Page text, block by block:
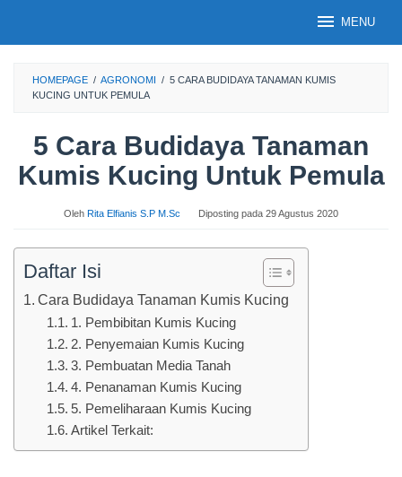
MENU
HOMEPAGE / AGRONOMI / 5 CARA BUDIDAYA TANAMAN KUMIS
KUCING UNTUK PEMULA
5 Cara Budidaya Tanaman
Kumis Kucing Untuk Pemula
Oleh Rita Elfianis S.P M.Sc Diposting pada 29 Agustus 2020
Daftar Isi
Cara Budidaya Tanaman Kumis Kucing
1. Pembibitan Kumis Kucing
2. Penyemaian Kumis Kucing
3. Pembuatan Media Tanah
4. Penanaman Kumis Kucing
5. Pemeliharaan Kumis Kucing
Artikel Terkait: